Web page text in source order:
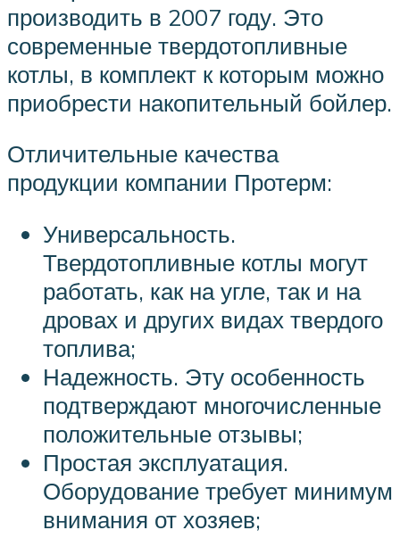
производить в 2007 году. Это
современные твердотопливные
котлы, в комплект к которым можно
приобрести накопительный бойлер.
Отличительные качества
продукции компании Протерм:
Универсальность.
Твердотопливные котлы могут
работать, как на угле, так и на
дровах и других видах твердого
топлива;
Надежность. Эту особенность
подтверждают многочисленные
положительные отзывы;
Простая эксплуатация.
Оборудование требует минимум
внимания от хозяев;